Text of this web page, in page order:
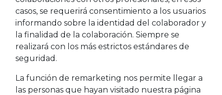
casos, se requerirá consentimiento a los usuarios
informando sobre la identidad del colaborador y
la finalidad de la colaboración. Siempre se
realizará con los más estrictos estándares de
seguridad.
La función de remarketing nos permite llegar a
las personas que hayan visitado nuestra página